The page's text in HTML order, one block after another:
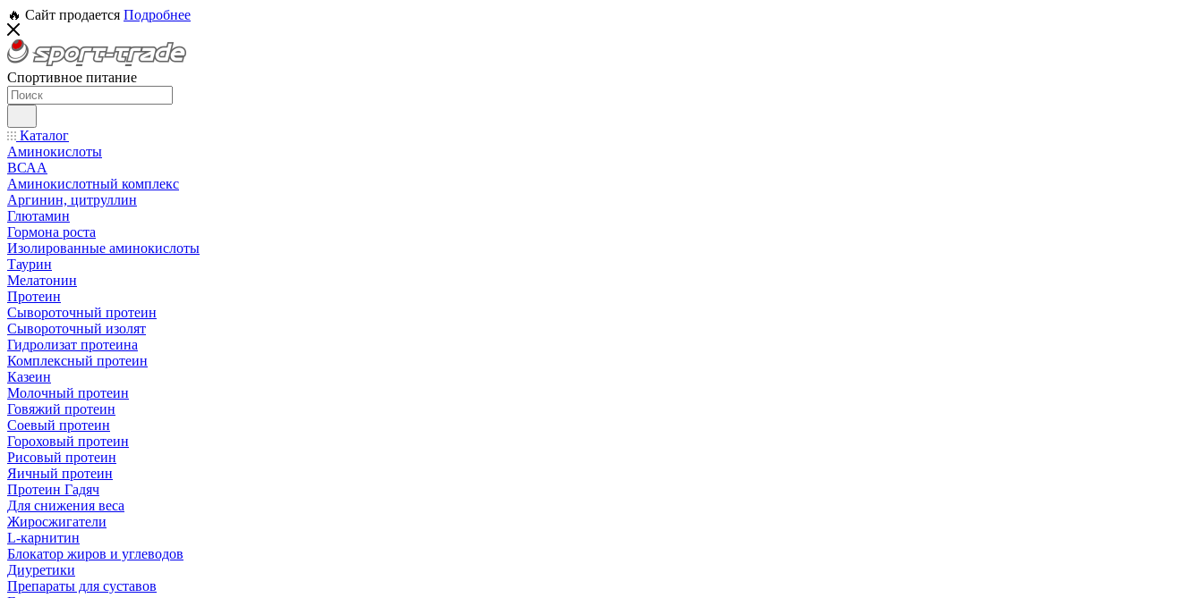
🔥 Сайт продается Подробнее
Спортивное питание
Каталог
Аминокислоты
ВСАА
Аминокислотный комплекс
Аргинин, цитруллин
Глютамин
Гормона роста
Изолированные аминокислоты
Таурин
Мелатонин
Протеин
Сывороточный протеин
Сывороточный изолят
Гидролизат протеина
Комплексный протеин
Казеин
Молочный протеин
Говяжий протеин
Соевый протеин
Гороховый протеин
Рисовый протеин
Яичный протеин
Протеин Гадяч
Для снижения веса
Жиросжигатели
L-карнитин
Блокатор жиров и углеводов
Диуретики
Препараты для суставов